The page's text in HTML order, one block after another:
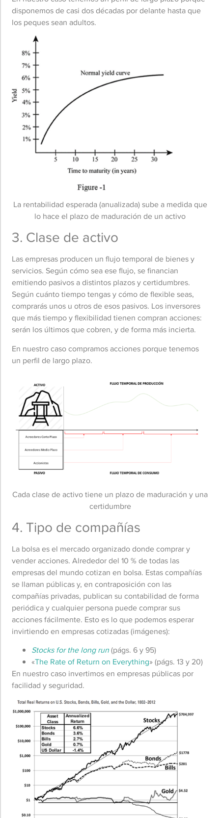
disponemos de casi dos décadas por delante hasta que
los peques sean adultos.
La rentabilidad esperada (anualizada) sube a medida que
lo hace el plazo de maduración de un activo
3. Clase de activo
Las empresas producen un flujo temporal de bienes y
servicios. Según cómo sea ese flujo, se financian
emitiendo pasivos a distintos plazos y certidumbres.
Según cuánto tiempo tengas y cómo de flexible seas,
comprarás unos u otros de esos pasivos. Los inversores
que más tiempo y flexibilidad tienen compran acciones:
serán los últimos que cobren, y de forma más incierta.
En nuestro caso compramos acciones porque tenemos
un perfil de largo plazo.
Cada clase de activo tiene un plazo de maduración y una
certidumbre
4. Tipo de compañías
La bolsa es el mercado organizado donde comprar y
vender acciones. Alrededor del 10 % de todas las
empresas del mundo cotizan en bolsa. Estas compañías
se llaman públicas y, en contraposición con las
compañías privadas, publican su contabilidad de forma
periódica y cualquier persona puede comprar sus
acciones fácilmente. Esto es lo que podemos esperar
invirtiendo en empresas cotizadas (imágenes):
Stocks for the long run(págs. 6 y 95)
«The Rate of Return on Everything» (págs. 13 y 20)
En nuestro caso invertimos en empresas públicas por
facilidad y seguridad.